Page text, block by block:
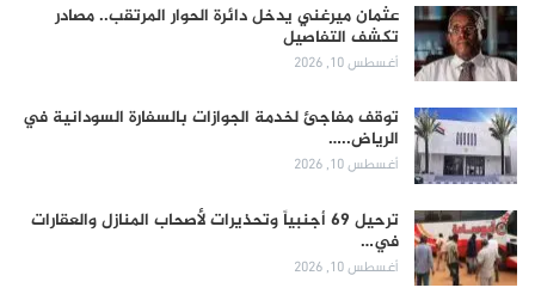
عثمان ميرغني يدخل دائرة الحوار المرتقب.. مصادر
تكشف التفاصيل
أغسطس 10, 2026
توقف مفاجئ لخدمة الجوازات بالسفارة السودانية في
الرياض..…
أغسطس 10, 2026
ترحيل 69 أجنبياً وتحذيرات لأصحاب المنازل والعقارات
في…
أغسطس 10, 2026